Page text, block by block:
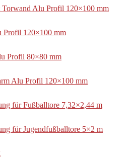
Alu Profil 120×100 mm
Profil 120×100 mm
Profil 80×80 mm
Alu Profil 120×100 mm
für Fußballtore 7,32×2,44 m
für Jugendfußballtore 5×2 m